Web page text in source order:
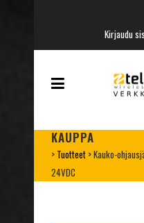
Kirjaudu
KAUPPA
> Tuotteet >Kauko-
24VDC